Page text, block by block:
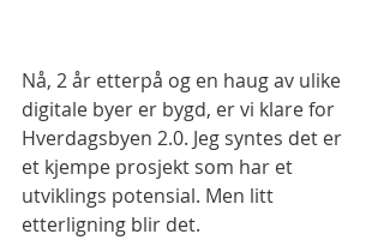
Nå, 2 år etterpå og en haug av ulike
digitale byer er bygd, er vi klare for
Hverdagsbyen 2.0. Jeg syntes det er
et kjempe prosjekt som har et
utviklings potensial. Men litt
etterligning blir det.